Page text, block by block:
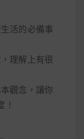
活的必備事
理解上有很
觀念，讓你
！